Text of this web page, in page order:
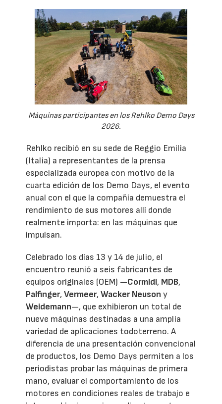
Máquinas participantes en los Rehlko Demo Days
2026.
Rehlko recibió en su sede de Reggio Emilia
(Italia) a representantes de la prensa
especializada europea con motivo de la
cuarta edición de los Demo Days, el evento
anual con el que la compañía demuestra el
rendimiento de sus motores allí donde
realmente importa: en las máquinas que
impulsan.
Celebrado los días 13 y 14 de julio, el
encuentro reunió a seis fabricantes de
equipos originales (OEM) —Cormidi, MDB,
Palfinger,Vermeer,Wacker Neuson y
Weidemann—, que exhibieron un total de
nueve máquinas destinadas a una amplia
variedad de aplicaciones todoterreno. A
diferencia de una presentación convencional
de productos, los Demo Days permiten a los
periodistas probar las máquinas de primera
mano, evaluar el comportamiento de los
motores en condiciones reales de trabajo e